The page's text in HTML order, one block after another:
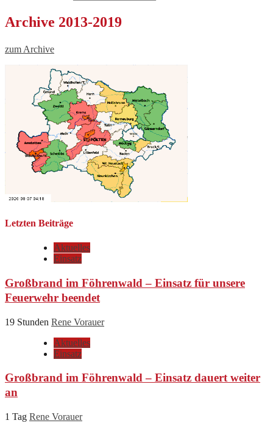
Archive 2013-2019
zum Archive
Letzten Beiträge
Aktuelles
Einsatz
Großbrand im Föhrenwald – Einsatz für unsere
Feuerwehr beendet
19 Stunden Rene Vorauer
Aktuelles
Einsatz
Großbrand im Föhrenwald – Einsatz dauert weiter
an
1 Tag Rene Vorauer